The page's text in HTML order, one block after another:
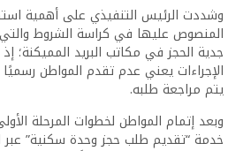
وشددت الرئيس التنفيذي على أهمية
المنصوص عليها في كراسة الشروط
جدية الحجز في مكاتب البريد المميكنة؛
الإجراءات يعني عدم تقدم المواطن رسميًا
يتم مراجعة طلبه.
وبعد إتمام المواطن لخطوات المرحلة
خدمة “تقديم طلب حجز وحدة سكنية” عبر